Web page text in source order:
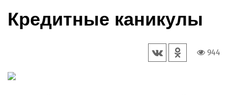
Кредитные каникулы
944